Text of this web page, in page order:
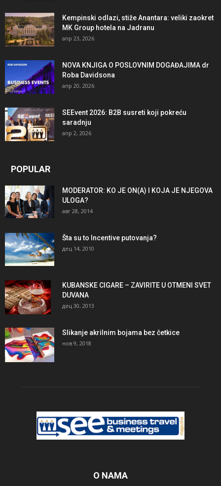
Kempinski odlazi, stiže Anantara: veliki zaokret
MK Group hotela na Jadranu
апр 23, 2026
NOVA KNJIGA O POSLOVNIM DOGAĐAJIMA dr
Roba Davidsona
апр 20, 2026
SEEvent 2026: B2B susreti koji pokreću
saradnju
апр 2, 2026
POPULAR
MODERATOR: KO JE ON(A) I KOJA JE NJEGOVA
ULOGA?
авг 28, 2014
Šta su to Incentive putovanja?
дец 14, 2010
KUBANSKE CIGARE – ZAVIRITE U OTMENI SVET
DUVANA
дец 30, 2013
Slikanje akrilnim bojama bez četkice
нов 9, 2018
O NAMA